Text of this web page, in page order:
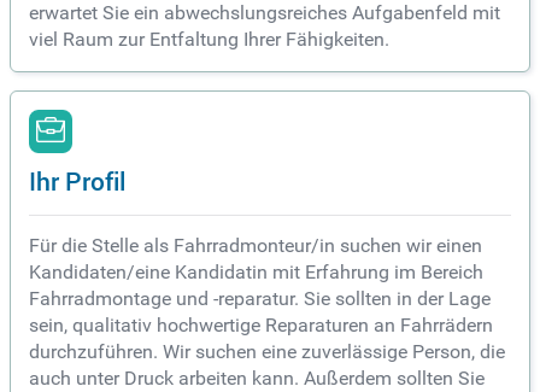
erwartet Sie ein abwechslungsreiches Aufgabenfeld mit
viel Raum zur Entfaltung Ihrer Fähigkeiten.
Ihr Profil
Für die Stelle als Fahrradmonteur/in suchen wir einen
Kandidaten/eine Kandidatin mit Erfahrung im Bereich
Fahrradmontage und -reparatur. Sie sollten in der Lage
sein, qualitativ hochwertige Reparaturen an Fahrrädern
durchzuführen. Wir suchen eine zuverlässige Person, die
auch unter Druck arbeiten kann. Außerdem sollten Sie